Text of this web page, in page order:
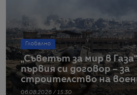
Глобално
„Съветът за мир в
първия си договор – за
строителство на
06.08.2026 / 15:30